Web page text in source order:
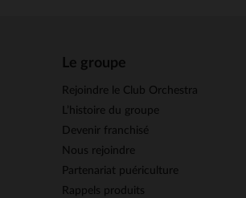
Le groupe
Rejoindre le Club Orchestra
L’histoire du groupe
Devenir franchisé
Nous rejoindre
Partenariat puériculture
Rappels produits